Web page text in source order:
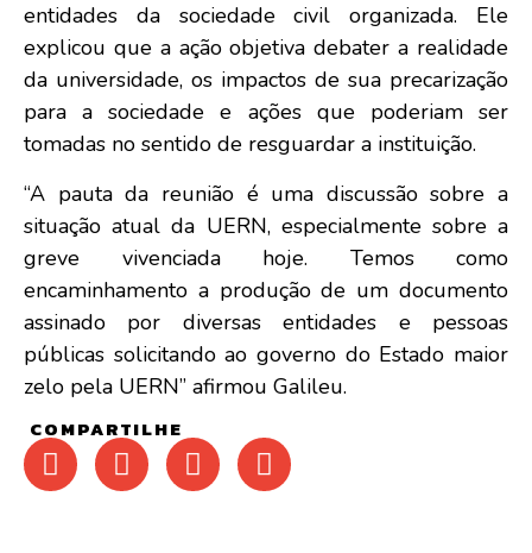
entidades da sociedade civil organizada. Ele
explicou que a ação objetiva debater a realidade
da universidade, os impactos de sua precarização
para a sociedade e ações que poderiam ser
tomadas no sentido de resguardar a instituição.
“A pauta da reunião é uma discussão sobre a
situação atual da UERN, especialmente sobre a
greve vivenciada hoje. Temos como
encaminhamento a produção de um documento
assinado por diversas entidades e pessoas
públicas solicitando ao governo do Estado maior
zelo pela UERN” afirmou Galileu.
COMPARTILHE